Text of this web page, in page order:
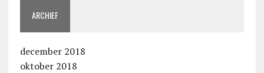
ARCHIEF
december 2018
oktober 2018